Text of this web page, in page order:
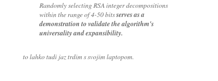
Randomly selecting RSA integer decompositions
within the range of 4-50 bitsserves as a
demonstration to validate the algorithm's
universality and expansibility.
to lahko tudi jaz trdim s svojim laptopom.